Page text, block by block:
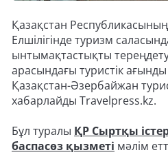
Қазақстан
Елшілігінде туризм
ынтымақтастықты
арасындағы туристік
Қазақстан-Әзербайжан
хабарлайды Travelpress.kz.
Бұл туралы ҚР Сыртқы
баспасөз қызметі мәлім